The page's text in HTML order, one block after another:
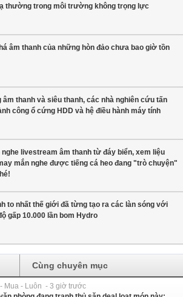
thường trong môi trường không trọng lực
âm thanh của những hòn đảo chưa bao giờ tồn
âm thanh và siêu thanh, các nhà nghiên cứu tấn
công ổ cứng HDD và hệ điều hành máy tính
nghe livestream âm thanh từ đáy biển, xem liệu
mắn nghe được tiếng cá heo đang "trò chuyện"
to nhất thế giới đã từng tạo ra các làn sóng với
gấp 10.000 lần bom Hydro
Cùng chuyên mục
Mua - Luôn - 3 giờ trước